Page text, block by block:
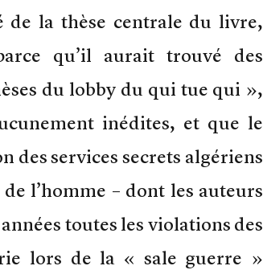
de la thèse centrale du livre,
qu’il aurait trouvé des
du lobby du qui tue qui »,
inédites, et que le
des services secrets algériens
l’homme – dont les auteurs
toutes les violations des
lors de la « sale guerre »